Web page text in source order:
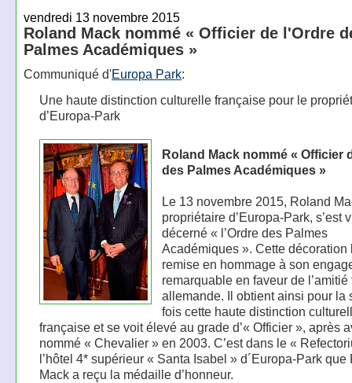
vendredi 13 novembre 2015
Roland Mack nommé « Officier de l'Ordre
Palmes Académiques »
Communiqué d'Europa Park:
Une haute distinction culturelle française pour le
d’Europa-Park
Roland Mack nommé « Officier
des Palmes Académiques »
Le 13 novembre 2015, Roland
propriétaire d’Europa-Park, s’est
décerné « l’Ordre des Palmes
Académiques ». Cette décoration
remise en hommage à son
remarquable en faveur de l’amitié
allemande. Il obtient ainsi pour la
fois cette haute distinction
française et se voit élevé au grade d’« Officier », après
nommé « Chevalier » en 2003. C’est dans le «
l’hôtel 4* supérieur « Santa Isabel » d´Europa-Park que
Mack a reçu la médaille d’honneur.